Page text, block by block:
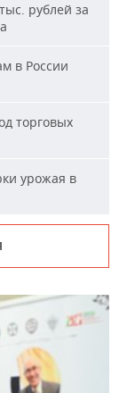
рублей за
в России
торговых
урожая в